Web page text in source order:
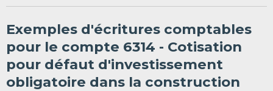
Exemples d'écritures comptables
pour le compte 6314 - Cotisation
pour défaut d'investissement
obligatoire dans la construction